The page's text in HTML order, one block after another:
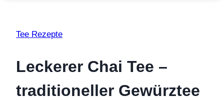
Tee Rezepte
Leckerer Chai Tee –
traditioneller Gewürztee